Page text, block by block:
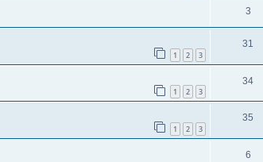
3
1 2 3
31
1 2 3
34
1 2 3
35
6